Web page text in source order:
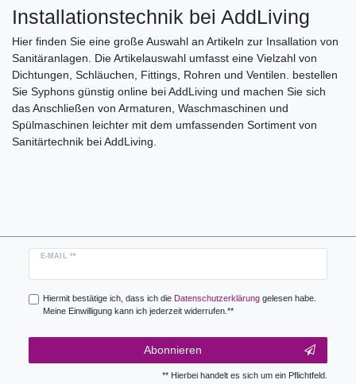
Installationstechnik bei AddLiving
Hier finden Sie eine große Auswahl an Artikeln zur Insallation von
Sanitäranlagen. Die Artikelauswahl umfasst eine Vielzahl von
Dichtungen, Schläuchen, Fittings, Rohren und Ventilen. bestellen
Sie Syphons günstig online bei AddLiving und machen Sie sich
das Anschließen von Armaturen, Waschmaschinen und
Spülmaschinen leichter mit dem umfassenden Sortiment von
Sanitärtechnik bei AddLiving.
E-MAIL **
Newsletter
Hiermit bestätige ich, dass ich die Daten­schutz­erklärunggelesen habe.
Meine Einwilligung kann ich jederzeit widerrufen.**
Abonnieren
** Hierbei handelt es sich um ein Pflichtfeld.